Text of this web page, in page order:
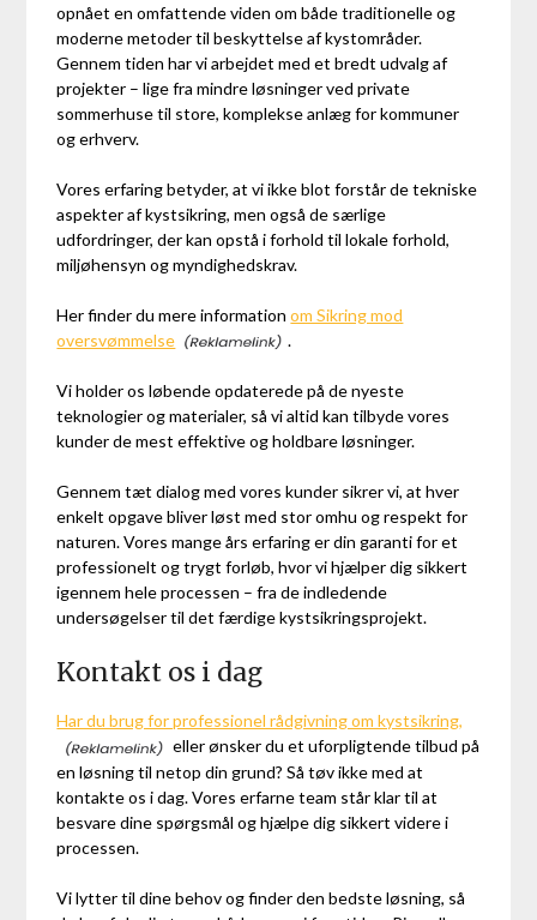
opnået en omfattende viden om både traditionelle og
moderne metoder til beskyttelse af kystområder.
Gennem tiden har vi arbejdet med et bredt udvalg af
projekter – lige fra mindre løsninger ved private
sommerhuse til store, komplekse anlæg for kommuner
og erhverv.
Vores erfaring betyder, at vi ikke blot forstår de tekniske
aspekter af kystsikring, men også de særlige
udfordringer, der kan opstå i forhold til lokale forhold,
miljøhensyn og myndighedskrav.
Her finder du mere informationom Sikring mod
oversvømmelse
.
Vi holder os løbende opdaterede på de nyeste
teknologier og materialer, så vi altid kan tilbyde vores
kunder de mest effektive og holdbare løsninger.
Gennem tæt dialog med vores kunder sikrer vi, at hver
enkelt opgave bliver løst med stor omhu og respekt for
naturen. Vores mange års erfaring er din garanti for et
professionelt og trygt forløb, hvor vi hjælper dig sikkert
igennem hele processen – fra de indledende
undersøgelser til det færdige kystsikringsprojekt.
Kontakt os i dag
Har du brug for professionel rådgivning om kystsikring,
eller ønsker du et uforpligtende tilbud på
en løsning til netop din grund? Så tøv ikke med at
kontakte os i dag. Vores erfarne team står klar til at
besvare dine spørgsmål og hjælpe dig sikkert videre i
processen.
Vi lytter til dine behov og finder den bedste løsning, så